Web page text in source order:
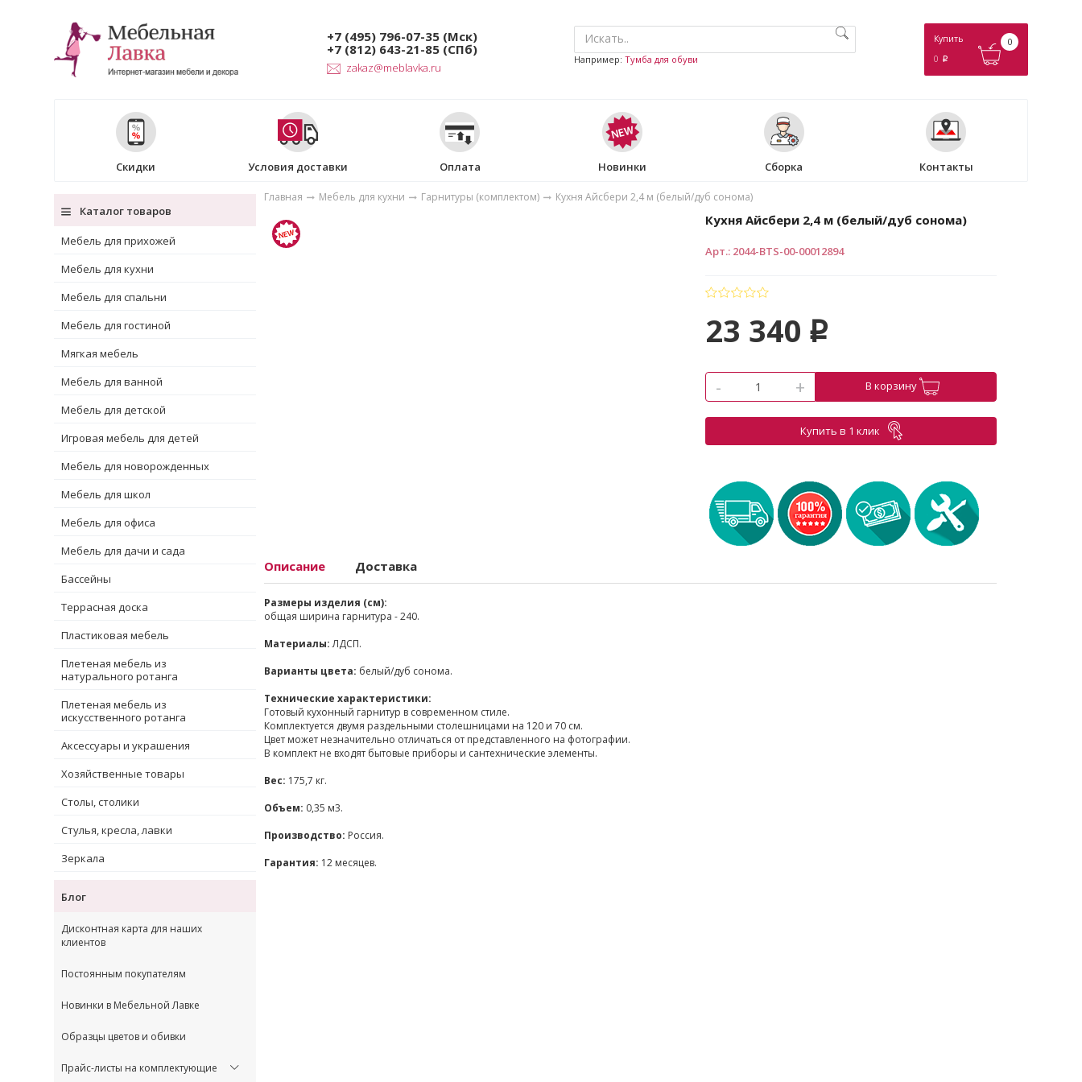
+7 (495) 796-07-35 (Мск)
+7 (812) 643-21-85 (СПб)
zakaz@meblavka.ru
Например: Тумба для обуви
Купить
0 p
0
Скидки Условия доставки Оплата Новинки Сборка Контакты
Каталог товаров
Мебель для прихожей
Мебель для кухни
Мебель для спальни
Мебель для гостиной
Мягкая мебель
Мебель для ванной
Мебель для детской
Игровая мебель для детей
Мебель для новорожденных
Мебель для школ
Мебель для офиса
Мебель для дачи и сада
Бассейны
Террасная доска
Пластиковая мебель
Плетеная мебель из
натурального ротанга
Плетеная мебель из
искусственного ротанга
Аксессуары и украшения
Хозяйственные товары
Столы, столики
Стулья, кресла, лавки
Зеркала
Блог
Дисконтная карта для наших
клиентов
Постоянным покупателям
Новинки в Мебельной Лавке
Образцы цветов и обивки
Прайс-листы на комплектующие
Главная Мебель для кухни Гарнитуры (комплектом) Кухня Айсбери 2,4 м (белый/дуб сонома)
Кухня Айсбери 2,4 м (белый/дуб сонома)
Арт.: 2044-BTS-00-00012894
23 340 p
- + В корзину
Купить в 1 клик
Описание Доставка
Размеры изделия (см):
общая ширина гарнитура - 240.
Материалы:ЛДСП.
Варианты цвета: белый/дуб сонома.
Технические характеристики:
Готовый кухонный гарнитур в современном стиле.
Комплектуется двумя раздельными столешницами на 120 и 70 см.
Цвет может незначительно отличаться от представленного на фотографии.
В комплект не входят бытовые приборы и сантехнические элементы.
Вес: 175,7 кг.
Объем: 0,35 м3.
Производство: Россия.
Гарантия: 12 месяцев.